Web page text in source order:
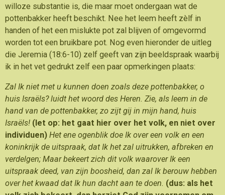
willoze substantie is, die maar moet ondergaan wat de
pottenbakker heeft beschikt. Nee het leem heeft zèlf in
handen of het een mislukte pot zal blijven of omgevormd
worden tot een bruikbare pot. Nog even hieronder de uitleg
die Jeremia (18:6-10) zelf geeft van zijn beeldspraak waarbij
ik in het vet gedrukt zelf een paar opmerkingen plaats:
Zal Ik niet met u kunnen doen zoals deze pottenbakker, o
huis Israëls? luidt het woord des Heren. Zie, als leem in de
hand van de pottenbakker, zo zijt gij in mijn hand, huis
Israëls! (let op: het gaat hier over het volk, en niet over
individuen) Het ene ogenblik doe Ik over een volk en een
koninkrijk de uitspraak, dat Ik het zal uitrukken, afbreken en
verdelgen; Maar bekeert zich dit volk waarover Ik een
uitspraak deed, van zijn boosheid, dan zal Ik berouw hebben
over het kwaad dat Ik hun dacht aan te doen. (dus: als het